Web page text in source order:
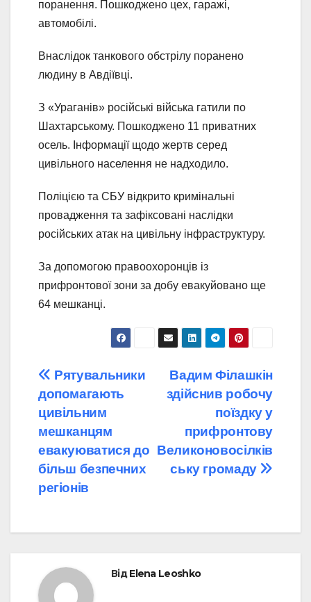
поранення. Пошкоджено цех, гаражі,
автомобілі.
Внаслідок танкового обстрілу поранено
людину в Авдіївці.
З «Ураганів» російські війська гатили по
Шахтарському. Пошкоджено 11 приватних
осель. Інформації щодо жертв серед
цивільного населення не надходило.
Поліцією та СБУ відкрито кримінальні
провадження та зафіксовані наслідки
російських атак на цивільну інфраструктуру.
За допомогою правоохоронців із
прифронтової зони за добу евакуйовано ще
64 мешканці.
Навігація
записів
Вадим Філашкін
здійснив робочу
поїздку у
прифронтову
Великоновосілків
ську громаду
Рятувальники
допомагають
цивільним
мешканцям
евакуюватися до
більш безпечних
регіонів
ВідElena Leoshko